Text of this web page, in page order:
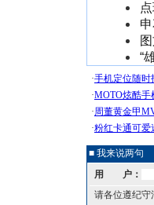
“
■ 我来说两句
用 户：
请各位遵纪守